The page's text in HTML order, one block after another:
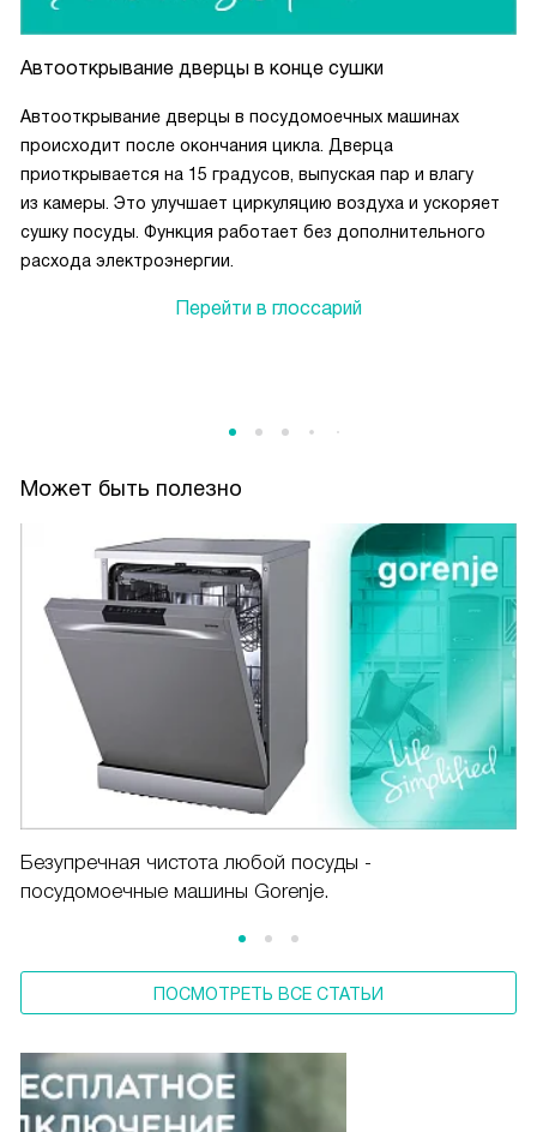
Автооткрывание дверцы в конце сушки
Автооткрывание дверцы в посудомоечных машинах
происходит после окончания цикла. Дверца
приоткрывается на 15 градусов, выпуская пар и влагу
из камеры. Это улучшает циркуляцию воздуха и ускоряет
сушку посуды. Функция работает без дополнительного
расхода электроэнергии.
Перейти в глоссарий
Может быть полезно
Безупречная чистота любой посуды -
посудомоечные машины Gorenje.
ПОСМОТРЕТЬ ВСЕ СТАТЬИ